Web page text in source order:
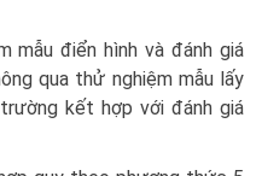
mẫu điển hình và đánh giá
qua thử nghiệm mẫu lấy
kết hợp với đánh giá